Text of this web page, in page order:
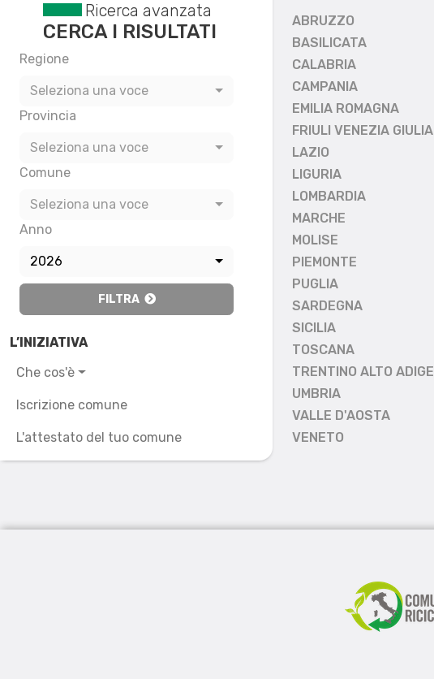
Ricerca avanzata
CERCA I RISULTATI
Regione
Seleziona una voce
Provincia
Seleziona una voce
Comune
Seleziona una voce
Anno
2026
FILTRA
L’INIZIATIVA
Che cos'è
Iscrizione comune
L'attestato del tuo comune
ABRUZZO
BASILICATA
CALABRIA
CAMPANIA
EMILIA ROMAGNA
FRIULI VENEZIA GIULIA
LAZIO
LIGURIA
LOMBARDIA
MARCHE
MOLISE
PIEMONTE
PUGLIA
SARDEGNA
SICILIA
TOSCANA
TRENTINO ALTO ADIGE
UMBRIA
VALLE D'AOSTA
VENETO